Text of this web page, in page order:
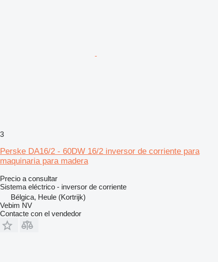
3
Perske DA16/2 - 60DW 16/2 inversor de corriente para
maquinaria para madera
Precio a consultar
Sistema eléctrico - inversor de corriente
Bélgica, Heule (Kortrijk)
Vebim NV
Contacte con el vendedor